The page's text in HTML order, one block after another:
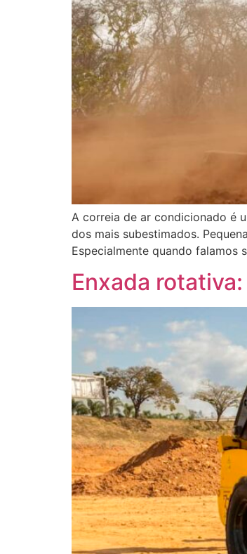
A correia de ar condicionado é
dos mais subestimados.
Especialmente quando falamos
Enxada